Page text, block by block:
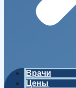
Врачи
Цены